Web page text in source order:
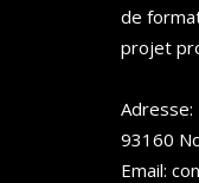
de
projet
Adresse:
93160
Email: